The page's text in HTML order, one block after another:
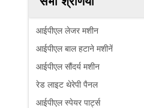
आईपीएल लेजर मशीन
आईपीएल बाल हटाने मशीनें
आईपीएल सौंदर्य मशीन
रेड लाइट थेरेपी पैनल
आईपीएल स्पेयर पार्ट्स